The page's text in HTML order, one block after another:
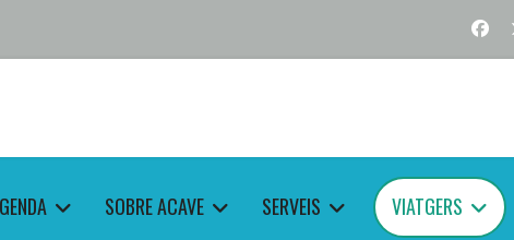
SOBRE ACAVE SERVEIS VIATGERS